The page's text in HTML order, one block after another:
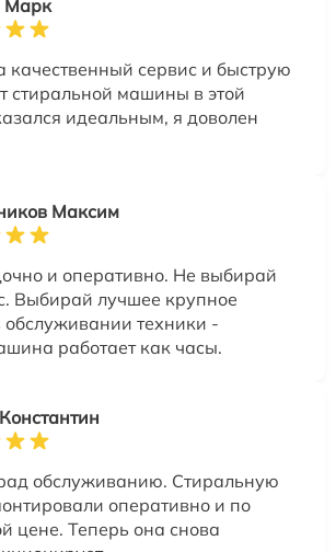
Марк
качественный сервис и быструю
стиральной машины в этой
идеальным, я доволен
Максим
и оперативно. Не выбирай
Выбирай лучшее крупное
обслуживании техники -
работает как часы.
обслуживанию. Стиральную
оперативно и по
цене. Теперь она снова